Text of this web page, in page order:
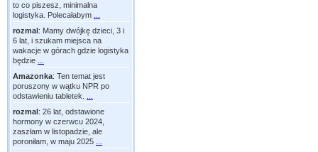
to co piszesz, minimalna
logistyka. Polecałabym
rozmal: Mamy dwójkę dzieci, 3 i
6 lat, i szukam miejsca na
wakacje w górach gdzie logistyka
będzie
Amazonka: Ten temat jest
poruszony w wątku NPR po
odstawieniu tabletek.
rozmal: 26 lat, odstawione
hormony w czerwcu 2024,
zaszłam w listopadzie, ale
poroniłam, w maju 2025